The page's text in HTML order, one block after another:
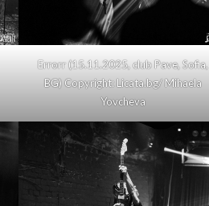
Errorr (15.11.2025, club Pave, Sofia,
BG) Copyright: Licata.bg/ Mihaela
Yovcheva